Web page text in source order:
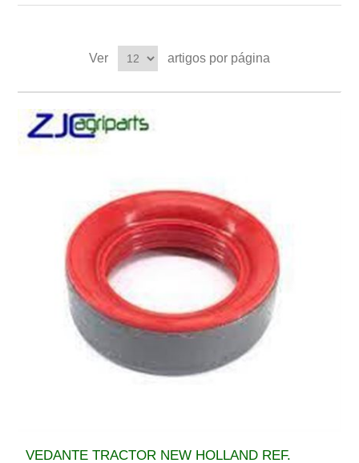
Ver artigos por página
VEDANTE TRACTOR NEW HOLLAND REF.